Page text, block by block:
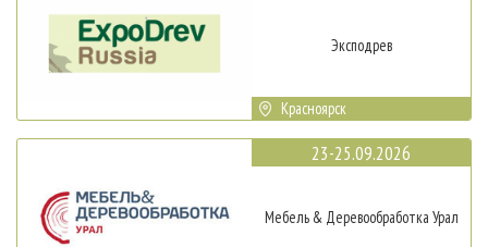
Эксподрев
Красноярск
23-25.09.2026
Мебель & Деревообработка Урал